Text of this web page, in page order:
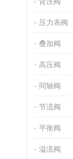
压力表阀
叠加阀
高压阀
同轴阀
节流阀
平衡阀
溢流阀